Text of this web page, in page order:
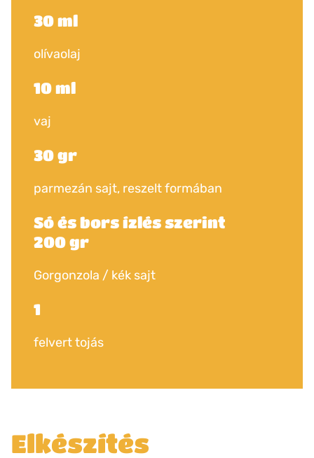
Elkészítés
30 ml
olívaolaj
10 ml
vaj
30 gr
parmezán sajt, reszelt formában
Só és bors ízlés szerint
200 gr
Gorgonzola / kék sajt
1
felvert tojás